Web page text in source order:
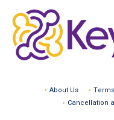
About Us
Cancellation